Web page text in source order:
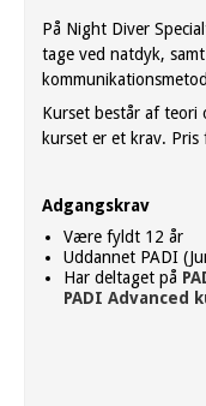
På Night Diver
tage ved natdyk,
Kurset består af teori
kurset er et krav.
Adgangskrav
Være fyldt 12 år
Uddannet PADI
Har deltaget på
PADI Advanced